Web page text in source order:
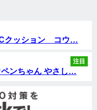
クッション コウ…
注目
ペンちゃん やさし…